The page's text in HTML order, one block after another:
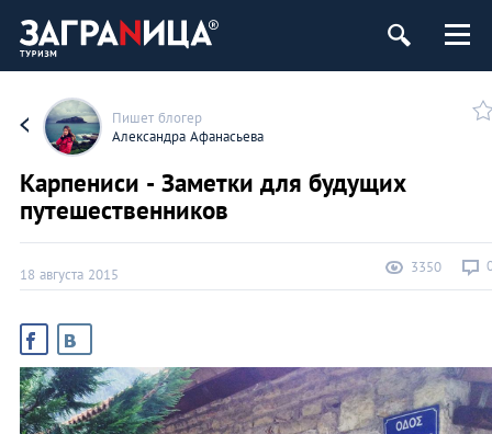
Пишет блогер
Александра Афанасьева
Карпениси - Заметки для будущих
путешественников
18 августа 2015 3350